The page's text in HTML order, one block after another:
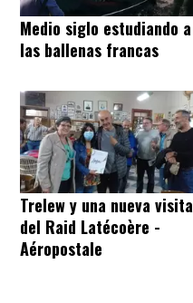
Medio siglo estudiando a
las ballenas francas
Trelew y una nueva visita
del Raid Latécoère -
Aéropostale